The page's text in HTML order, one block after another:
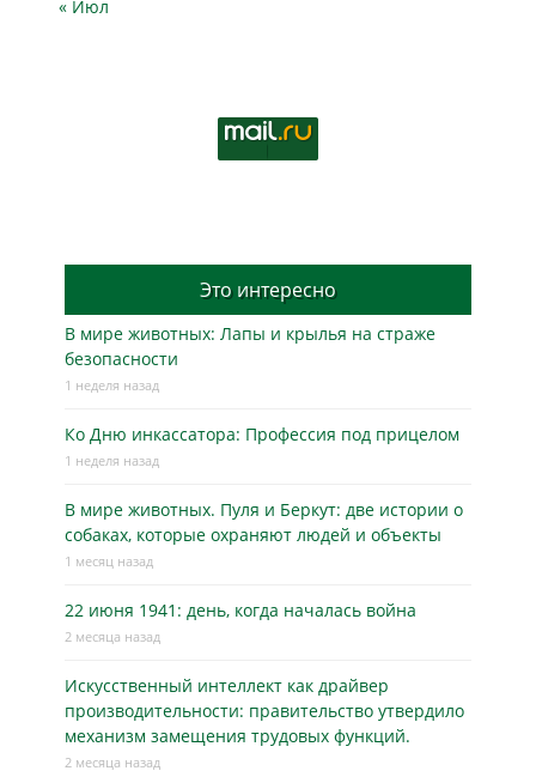
« Июл
Это интересно
В мире животных: Лапы и крылья на страже
безопасности
1 неделя назад
Ко Дню инкассатора: Профессия под прицелом
1 неделя назад
В мире животных. Пуля и Беркут: две истории о
собаках, которые охраняют людей и объекты
1 месяц назад
22 июня 1941: день, когда началась война
2 месяца назад
Искусственный интеллект как драйвер
производительности: правительство утвердило
механизм замещения трудовых функций.
2 месяца назад